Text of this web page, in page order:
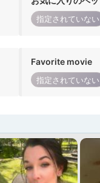
指定されていない
Favorite movie
指定されていない